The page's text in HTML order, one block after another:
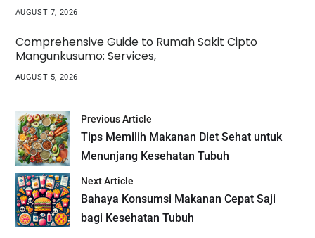
AUGUST 7, 2026
Comprehensive Guide to Rumah Sakit Cipto
Mangunkusumo: Services,
AUGUST 5, 2026
Previous Article
Tips Memilih Makanan Diet Sehat untuk
Menunjang Kesehatan Tubuh
Next Article
Bahaya Konsumsi Makanan Cepat Saji
bagi Kesehatan Tubuh